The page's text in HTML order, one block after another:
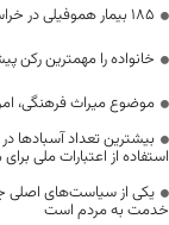
۱۸۵ بیمار هموفیلی در خراسان جنوبی تحت پوشش خدمات بیمه سلامت قرار دارند
خانواده را مهمترین رکن
موضوع میراث فرهنگی،
بیشترین تعداد آسبادها
استفاده از اعتبارات ملی
یکی از سیاست‌های اصلی
خدمت به مردم است